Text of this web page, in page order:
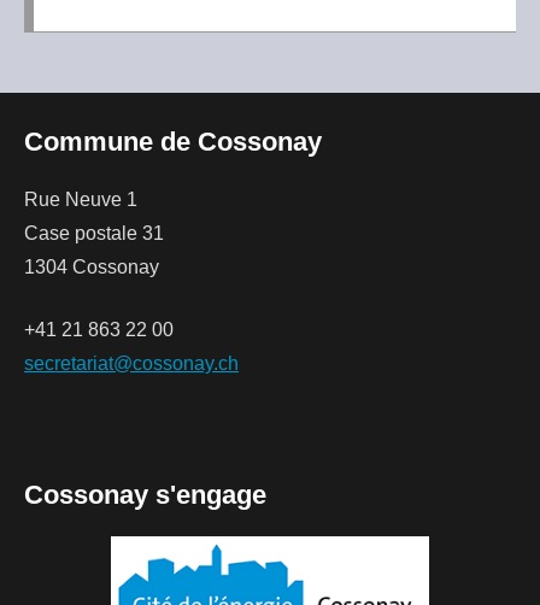
Commune de Cossonay
Rue Neuve 1
Case postale 31
1304 Cossonay
+41 21 863 22 00
secretariat@cossonay.ch
Cossonay s'engage